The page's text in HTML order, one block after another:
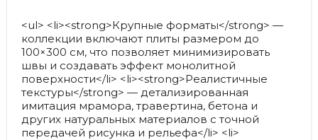
<ul> <li><strong>Крупные форматы</strong> —
коллекции включают плиты размером до
100×300 см, что позволяет минимизировать
швы и создавать эффект монолитной
поверхности</li> <li><strong>Реалистичные
текстуры</strong> — детализированная
имитация мрамора, травертина, бетона и
других натуральных материалов с точной
передачей рисунка и рельефа</li> <li>